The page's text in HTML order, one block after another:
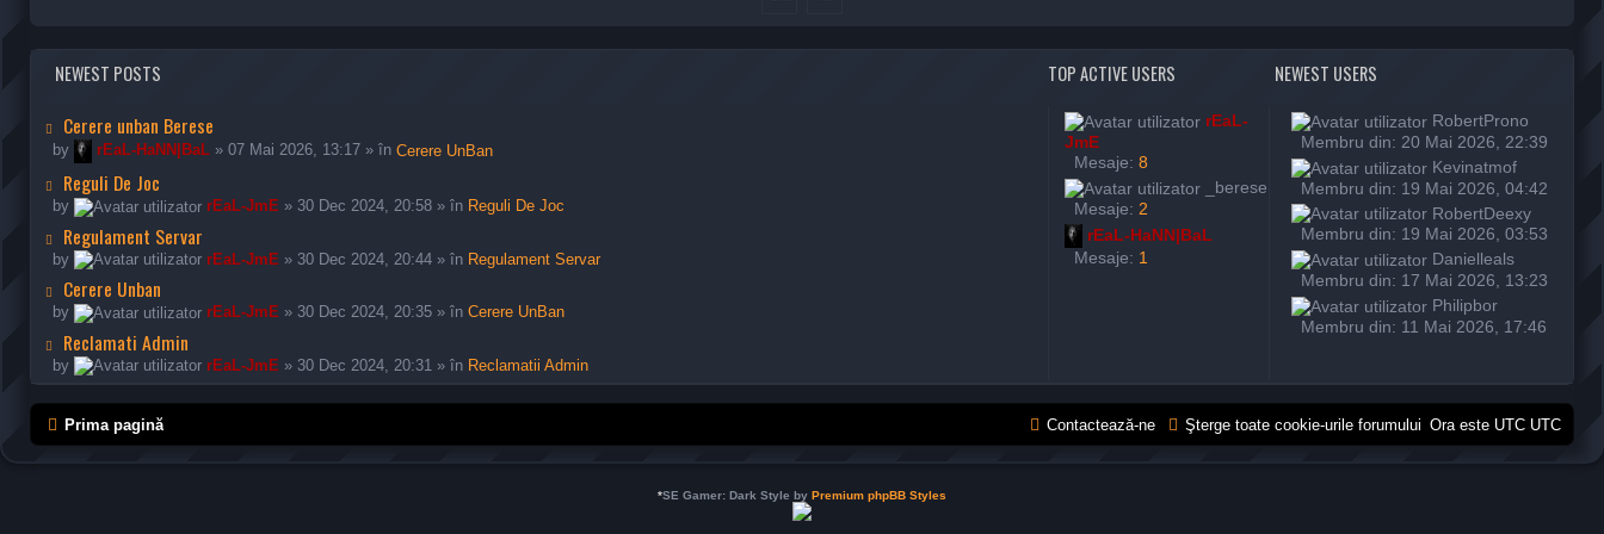
NEWEST POSTS TOP ACTIVE USERS NEWEST USERS
Cerere unban Berese
by rEaL-HaNN|BaL » 07 Mai 2026, 13:17 » în Cerere UnBan
Reguli De Joc
by rEaL-JmE » 30 Dec 2024, 20:58 » în Reguli De Joc
Regulament Servar
by rEaL-JmE » 30 Dec 2024, 20:44 » în Regulament Servar
Cerere Unban
by rEaL-JmE » 30 Dec 2024, 20:35 » în Cerere UnBan
Reclamati Admin
by rEaL-JmE » 30 Dec 2024, 20:31 » în Reclamatii Admin
rEaL-
JmE
Mesaje: 8
_berese
Mesaje: 2
rEaL-HaNN|BaL
Mesaje: 1
RobertProno
Membru din: 20 Mai 2026, 22:39
Kevinatmof
Membru din: 19 Mai 2026, 04:42
RobertDeexy
Membru din: 19 Mai 2026, 03:53
Danielleals
Membru din: 17 Mai 2026, 13:23
Philipbor
Membru din: 11 Mai 2026, 17:46
Prima pagină Ora este UTC UTC
Şterge toate cookie-urile forumului
Contactează-ne
*SE Gamer: Dark Style by Premium phpBB Styles